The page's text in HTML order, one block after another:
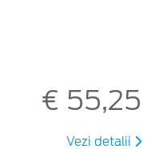
€ 55,25
Vezi detalii